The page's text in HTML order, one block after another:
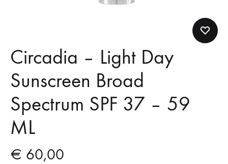
Circadia – Light Day
Sunscreen Broad
Spectrum SPF 37 – 59
ML
€ 60,00